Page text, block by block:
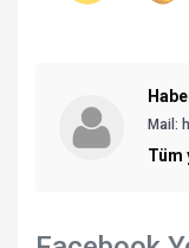
Mail:
Tüm